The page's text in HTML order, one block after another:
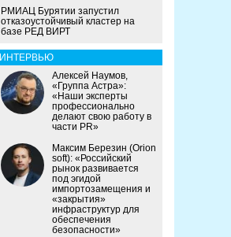
РМИАЦ Бурятии запустил
отказоустойчивый кластер на
базе РЕД ВИРТ
ИНТЕРВЬЮ
Алексей Наумов,
«Группа Астра»:
«Наши эксперты
профессионально
делают свою работу в
части PR»
Максим Березин (Orion
soft): «Российский
рынок развивается
под эгидой
импортозамещения и
«закрытия»
инфраструктур для
обеспечения
безопасности»